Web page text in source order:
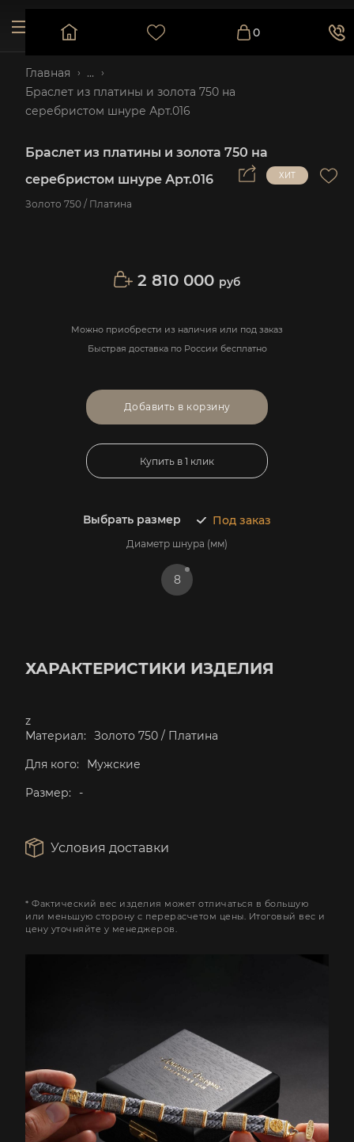
0
Главная
...
Браслет из платины и золота 750 на
серебристом шнуре Арт.016
Браслет из платины и золота 750 на
серебристом шнуре Арт.016
Золото 750 / Платина
2 810 000 руб
Можно приобрести из наличия или под заказ
Быстрая доставка по России бесплатно
Выбрать размер Под заказ
Диаметр шнура (мм)
8
Добавить в корзину
Купить в 1 клик
ХАРАКТЕРИСТИКИ ИЗДЕЛИЯ
z
Материал:
Золото 750 / Платина
Для кого:
Мужские
Размер:
-
Условия доставки
* Фактический вес изделия может отличаться в большую
или меньшую сторону с перерасчетом цены. Итоговый вес и
цену уточняйте у менеджеров.